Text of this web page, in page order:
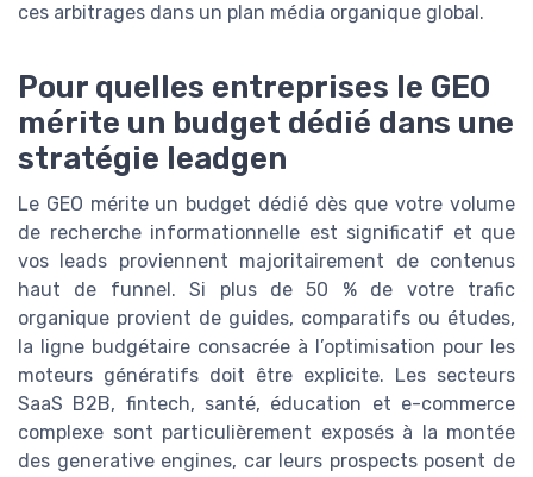
ces arbitrages dans un plan média organique global.
Pour quelles entreprises le GEO
mérite un budget dédié dans une
stratégie leadgen
Le GEO mérite un budget dédié dès que votre volume
de recherche informationnelle est significatif et que
vos leads proviennent majoritairement de contenus
haut de funnel. Si plus de 50 % de votre trafic
organique provient de guides, comparatifs ou études,
la ligne budgétaire consacrée à l’optimisation pour les
moteurs génératifs doit être explicite. Les secteurs
SaaS B2B, fintech, santé, éducation et e-commerce
complexe sont particulièrement exposés à la montée
des generative engines, car leurs prospects posent de